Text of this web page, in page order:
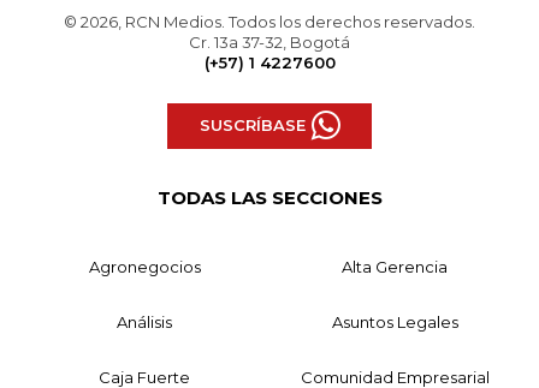
© 2026, RCN Medios. Todos los derechos reservados.
Cr. 13a 37-32, Bogotá
(+57) 1 4227600
SUSCRÍBASE
TODAS LAS SECCIONES
Agronegocios Alta Gerencia
Análisis Asuntos Legales
Caja Fuerte Comunidad Empresarial